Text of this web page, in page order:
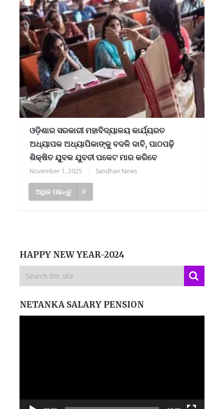
ଓଡ଼ିଶାର ସରକାରୀ ମହାବିଦ୍ୟାଳୟ କାର୍ଯ୍ୟରତ
ଅଧ୍ୟାପକ ଅଧ୍ୟାପିକାଙ୍କୁ ବଦଳି ଦାବି, ପାଠପଢ଼ି
ଶିକ୍ଷିତ ଯୁବକ ଯୁବତୀ ପକେଟ ମାର କରିବେ
November 1, 2025 Sandhan News
ଅଧିକ ପଢନ୍ତୁ
HAPPY NEW YEAR-2024
NETANKA SALARY PENSION